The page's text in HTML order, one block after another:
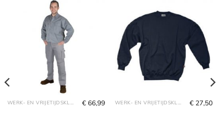
€ 66,99 € 27,50